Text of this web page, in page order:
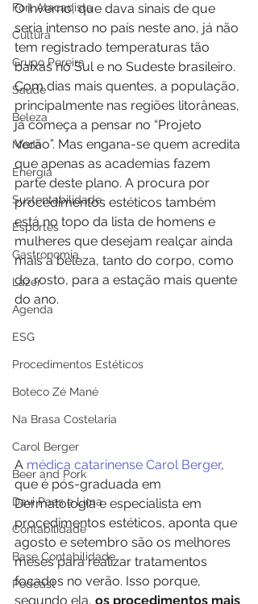
Fort Atacadista
Cultura
Grupo Pereira
Saúde
Beleza
Moda
Energia
Sustentabilidade
Esportes
Gastronomia
Lazer
Agenda
ESG
Procedimentos Estéticos
Boteco Zé Mané
Na Brasa Costelaria
Carol Berger
Beer and Pork
Davi Paes e Lima
Contabilidade
Base Contabilidade
Podcast
O inverno, que dava sinais de que
seria intenso no país neste ano, já não
tem registrado temperaturas tão
baixas no Sul e no Sudeste brasileiro.
Com dias mais quentes, a população,
principalmente nas regiões litorâneas,
já começa a pensar no “Projeto
Verão”. Mas engana-se quem acredita
que apenas as academias fazem
parte deste plano. A procura por
procedimentos estéticos também
está no topo da lista de homens e
mulheres que desejam realçar ainda
mais a beleza, tanto do corpo, como
do rosto, para a estação mais quente
do ano.
A médica catarinense Carol Berger,
que é pós-graduada em
Dermatologia e especialista em
procedimentos estéticos, aponta que
agosto e setembro são os melhores
meses para realizar tratamentos
focados no verão. Isso porque,
segundo ela, os procedimentos mais